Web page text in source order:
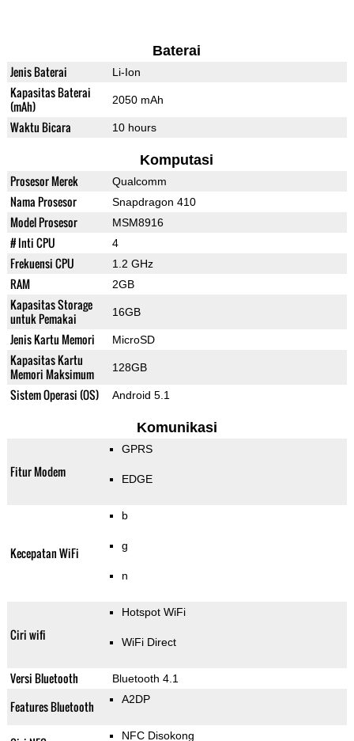
Baterai
Jenis Baterai Li-Ion
Kapasitas Baterai
(mAh)
2050 mAh
Waktu Bicara 10 hours
Komputasi
Prosesor Merek Qualcomm
Nama Prosesor Snapdragon 410
Model Prosesor MSM8916
# Inti CPU 4
Frekuensi CPU 1.2 GHz
RAM 2GB
Kapasitas Storage
untuk Pemakai
16GB
Jenis Kartu Memori MicroSD
Kapasitas Kartu
Memori Maksimum
128GB
Sistem Operasi (OS) Android 5.1
Komunikasi
Fitur Modem
GPRS
EDGE
Kecepatan WiFi
b
g
n
Ciri wifi
Hotspot WiFi
WiFi Direct
Versi Bluetooth Bluetooth 4.1
Features Bluetooth A2DP
NFC Disokong